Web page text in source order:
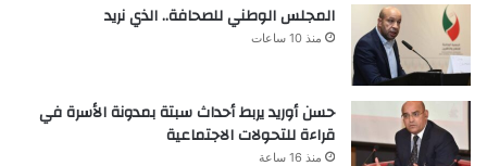
المجلس الوطني للصحافة.. الذي نريد
منذ 10 ساعات
حسن أوريد يربط أحداث سبتة بمدونة الأسرة في
قراءة للتحولات الاجتماعية
منذ 16 ساعة